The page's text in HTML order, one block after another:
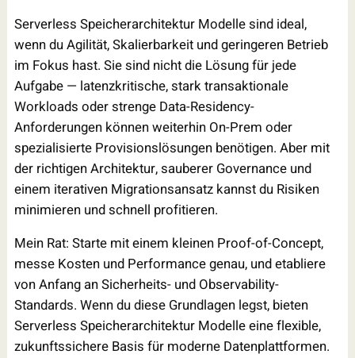
Serverless Speicherarchitektur Modelle sind ideal,
wenn du Agilität, Skalierbarkeit und geringeren Betrieb
im Fokus hast. Sie sind nicht die Lösung für jede
Aufgabe — latenzkritische, stark transaktionale
Workloads oder strenge Data-Residency-
Anforderungen können weiterhin On-Prem oder
spezialisierte Provisionslösungen benötigen. Aber mit
der richtigen Architektur, sauberer Governance und
einem iterativen Migrationsansatz kannst du Risiken
minimieren und schnell profitieren.
Mein Rat: Starte mit einem kleinen Proof-of-Concept,
messe Kosten und Performance genau, und etabliere
von Anfang an Sicherheits- und Observability-
Standards. Wenn du diese Grundlagen legst, bieten
Serverless Speicherarchitektur Modelle eine flexible,
zukunftssichere Basis für moderne Datenplattformen.